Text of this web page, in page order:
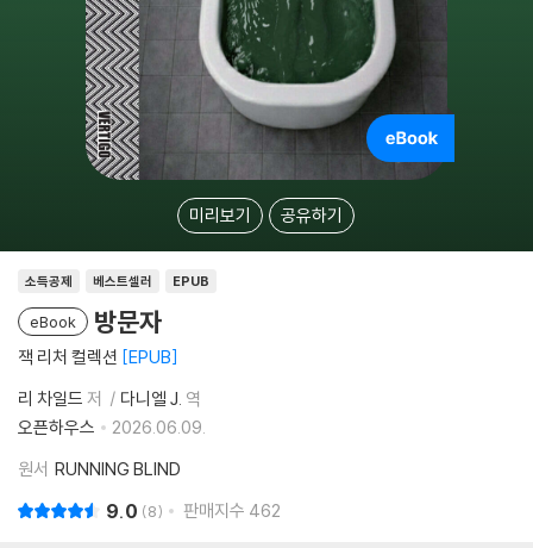
미리보기 공유하기
소득공제 베스트셀러 EPUB
eBook 방문자
잭 리처 컬렉션 EPUB
리 차일드 저 다니엘 J. 역
오픈하우스
2026.06.09.
원서 RUNNING BLIND
9.0 8 판매지수 462